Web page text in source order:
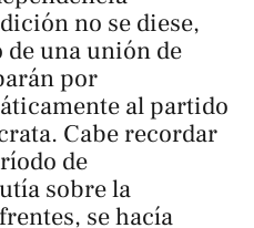
no se diese,
de una unión de
por
al partido
Cabe recordar
de
sobre la
se hacía